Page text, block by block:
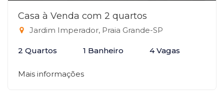
Casa à Venda com 2 quartos
Jardim Imperador, Praia Grande-SP
2 Quartos 1 Banheiro 4 Vagas
Mais informações